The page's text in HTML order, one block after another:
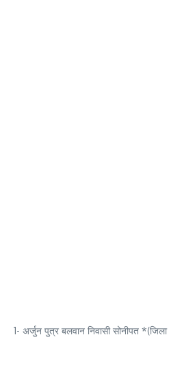
1- अर्जुन पुत्र बलवान निवासी सोनीपत *(जिला